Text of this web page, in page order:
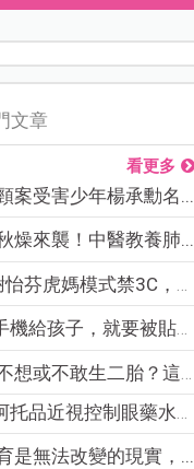
文章
看更多
案受害少年楊承勳名...
燥來襲！中醫教養肺...
芬虎媽模式禁3C，看...
給孩子，就要被貼「...
想或不敢生二胎？這8...
品近視控制眼藥水納...
是無法改變的現實，...